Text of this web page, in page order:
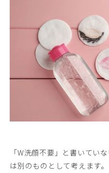
「W洗顔不要」と書いてい
は別のものとして考えます。